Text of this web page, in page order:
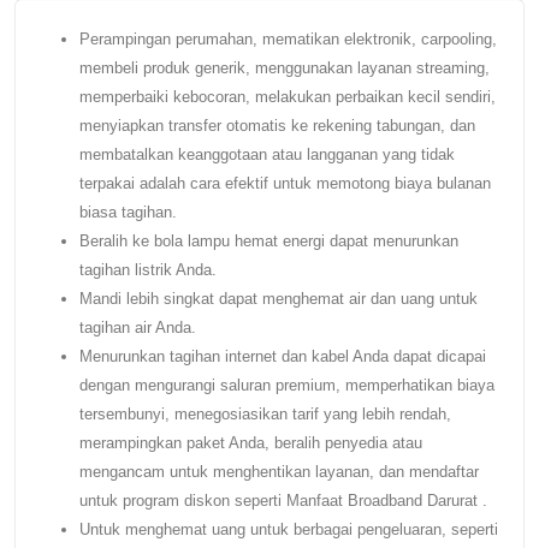
Perampingan perumahan, mematikan elektronik, carpooling,
membeli produk generik, menggunakan layanan streaming,
memperbaiki kebocoran, melakukan perbaikan kecil sendiri,
menyiapkan transfer otomatis ke rekening tabungan, dan
membatalkan keanggotaan atau langganan yang tidak
terpakai adalah cara efektif untuk memotong biaya bulanan
biasa tagihan.
Beralih ke bola lampu hemat energi dapat menurunkan
tagihan listrik Anda.
Mandi lebih singkat dapat menghemat air dan uang untuk
tagihan air Anda.
Menurunkan tagihan internet dan kabel Anda dapat dicapai
dengan mengurangi saluran premium, memperhatikan biaya
tersembunyi, menegosiasikan tarif yang lebih rendah,
merampingkan paket Anda, beralih penyedia atau
mengancam untuk menghentikan layanan, dan mendaftar
untuk program diskon seperti Manfaat Broadband Darurat .
Untuk menghemat uang untuk berbagai pengeluaran, seperti